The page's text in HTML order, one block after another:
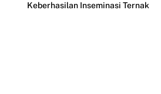
Keberhasilan Inseminasi Ternak